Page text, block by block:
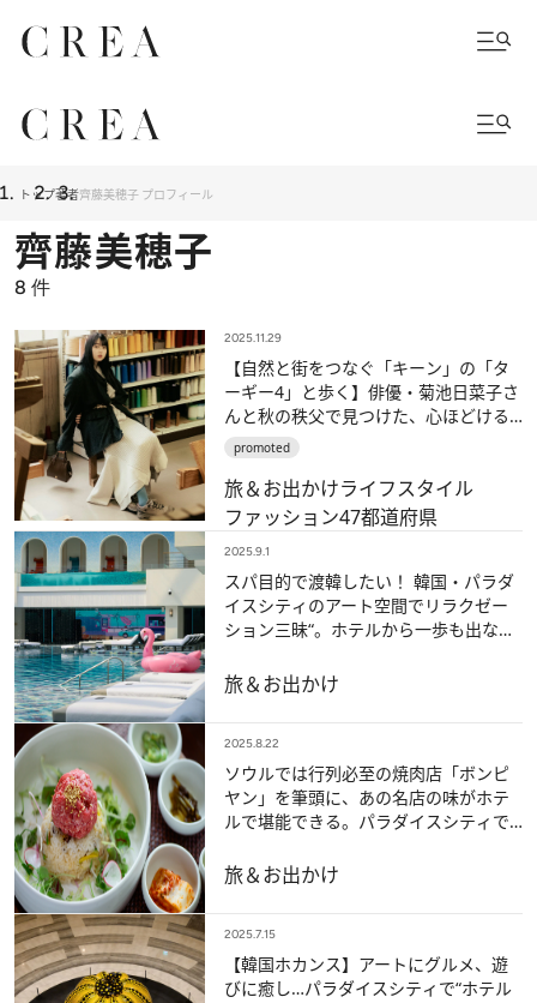
トップ著者齊藤美穂子 プロフィール
齊藤美穂子
8 件
2025.11.29
【自然と街をつなぐ「キーン」の「タ
ーギー4」と歩く】俳優・菊池日菜子さ
んと秋の秩父で見つけた、心ほどける
旅。
promoted
旅＆お出かけライフスタイル
ファッション47都道府県
2025.9.1
スパ目的で渡韓したい！ 韓国・パラダ
イスシティのアート空間でリラクゼー
ション三昧“。ホテルから一歩も出な
旅＆お出かけ
2025.8.22
ソウルでは行列必至の焼肉店「ボンピ
ヤン」を筆頭に、あの名店の味がホテ
ルで堪能できる。パラダイスシティで
一歩も出ない”2泊3日（中篇）
旅＆お出かけ
2025.7.15
【韓国ホカンス】アートにグルメ、遊
びに癒し…パラダイスシティで“ホテル